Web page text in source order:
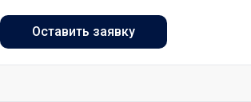
Оставить заявку